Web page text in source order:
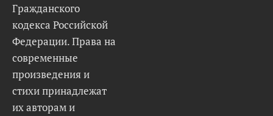
Гражданского
кодекса Российской
Федерации. Права на
современные
произведения и
стихи принадлежат
их авторам и